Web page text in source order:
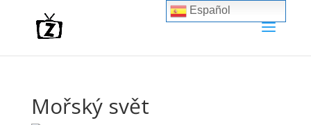
Mořský svět
Español